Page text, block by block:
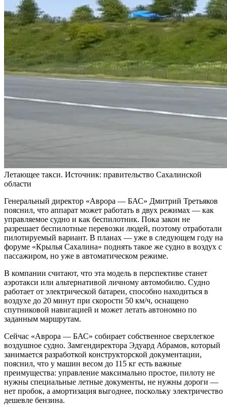
Летающее такси. Источник: правительство Сахалинской
области
Генеральный директор «Аврора — БАС» Дмитрий Третьяков
пояснил, что аппарат может работать в двух режимах — как
управляемое судно и как беспилотник. Пока закон не
разрешает беспилотные перевозки людей, поэтому отработали
пилотируемый вариант. В планах — уже в следующем году на
форуме «Крылья Сахалина» поднять такое же судно в воздух с
пассажиром, но уже в автоматическом режиме.
В компании считают, что эта модель в перспективе станет
аэротакси или альтернативой личному автомобилю. Судно
работает от электрической батареи, способно находиться в
воздухе до 20 минут при скорости 50 км/ч, оснащено
спутниковой навигацией и может летать автономно по
заданным маршрутам.
Сейчас «Аврора — БАС» собирает собственное сверхлегкое
воздушное судно. Замгендиректора Эдуард Абрамов, который
занимается разработкой конструкторской документации,
пояснил, что у машин весом до 115 кг есть важные
преимущества: управление максимально простое, пилоту не
нужны специальные летные документы, не нужны дороги —
нет пробок, а амортизация выгоднее, поскольку электричество
дешевле бензина.